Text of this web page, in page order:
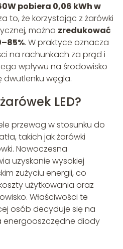
pobiera 0,06 kWh w
to, że korzystając z żarówki
można zredukować
. W praktyce oznacza
na rachunkach za prąd i
wpływu na środowisko
dwutlenku węgla.
LED?
przewag w stosunku do
takich jak żarówki
Nowoczesna
uzyskanie wysokiej
zużyciu energii, co
użytkowania oraz
Właściwości te
osób decyduje się na
energooszczędne diody